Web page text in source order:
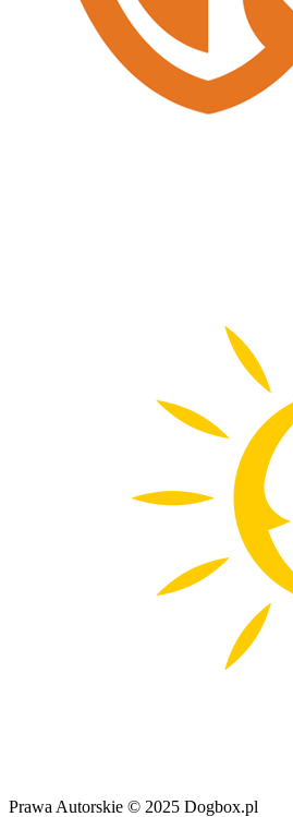
Prawa Autorskie © 2025 Dogbox.pl